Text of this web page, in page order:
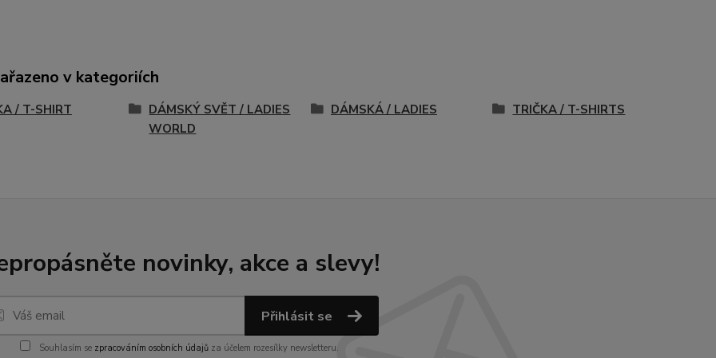
v kategoriích
/ T-SHIRT
DÁMSKÝ SVĚT / LADIES
WORLD
DÁMSKÁ / LADIES TRIČKA / T-SHIRTS
novinky, akce a slevy!
Přihlásit se
Souhlasím se zpracováním osobních údajůza účelem rozesílky newsletteru.